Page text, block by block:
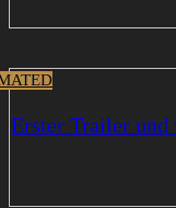
Erster Trailer